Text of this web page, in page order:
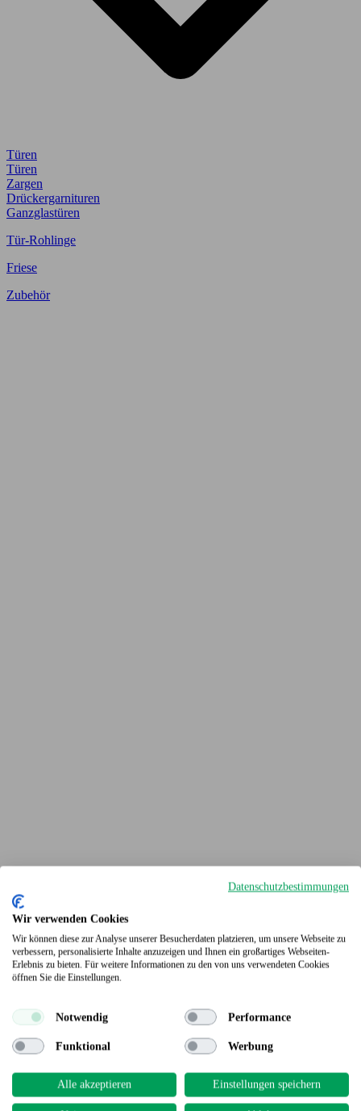
Türen
Türen
Zargen
Drückergarnituren
Ganzglastüren
Tür-Rohlinge
Friese
Zubehör
Terrassendielen
Datenschutzbestimmungen
Wir verwenden Cookies
Wir können diese zur Analyse unserer Besucherdaten platzieren, um unsere Webseite zu
verbessern, personalisierte Inhalte anzuzeigen und Ihnen ein großartiges Webseiten-
Erlebnis zu bieten. Für weitere Informationen zu den von uns verwendeten Cookies
öffnen Sie die Einstellungen.
Notwendig Performance
Funktional Werbung
Alle akzeptieren Einstellungen speichern